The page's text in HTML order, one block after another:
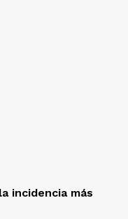
incidencia más